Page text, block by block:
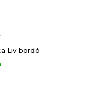
Liv bordó